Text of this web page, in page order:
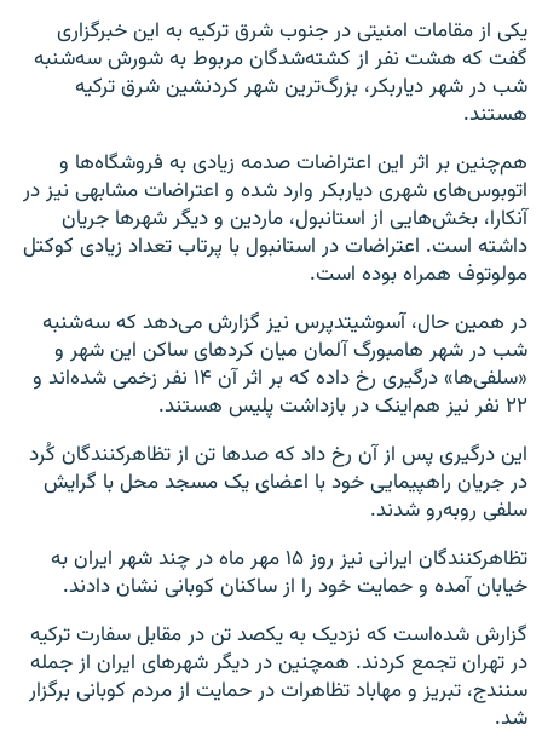
یکی از مقامات امنیتی در جنوب شرق ترکیه به این خبرگزاری
گفت که هشت نفر از کشته‌شدگان مربوط به شورش سه‌شنبه
شب در شهر دیاربکر، بزرگ‌ترین شهر کردنشین شرق ترکیه
هستند.
هم‌چنین بر اثر این اعتراضات صدمه زیادی به فروشگاه‌ها و
اتوبوس‌های شهری دیاربکر وارد شده و اعتراضات مشابهی نیز در
آنکارا، بخش‌هایی از استانبول، ماردین و دیگر شهرها جریان
داشته است. اعتراضات در استانبول با پرتاب تعداد زیادی کوکتل
مولوتوف همراه بوده است.
در همین حال، آسوشیتدپرس نیز گزارش می‌دهد که سه‌شنبه
شب در شهر هامبورگ آلمان میان کردهای ساکن این شهر و
«سلفی‌ها» درگیری رخ داده که بر اثر آن ۱۴ نفر زخمی شده‌اند و
۲۲ نفر نیز هم‌اینک در بازداشت پلیس هستند.
این درگیری پس از آن رخ داد که صدها تن از تظاهرکنندگان کُرد
در جریان راهپیمایی خود با اعضای یک مسجد محل با گرایش
سلفی روبه‌رو شدند.
تظاهرکنندگان ایرانی نیز روز ۱۵ مهر ماه در چند شهر ایران به
خیابان آمده و حمایت خود را از ساکنان کوبانی نشان دادند.
گزارش شده‌است که نزدیک به یکصد تن در مقابل سفارت ترکیه
در تهران تجمع کردند. همچنین در دیگر شهرهای ایران از جمله
سنندج، تبریز و مهاباد تظاهرات در حمایت از مردم کوبانی برگزار
شد.